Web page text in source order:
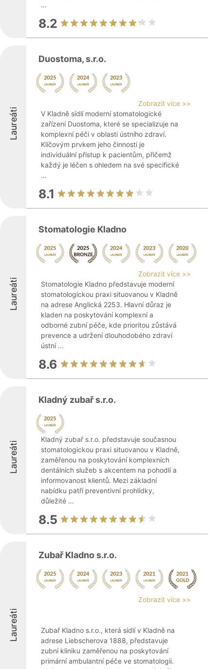
...
8.2
Laureáti
Duostoma, s.r.o.
Zobrazit více >>
V Kladně sídlí moderní stomatologické
zařízení Duostoma, které se specializuje na
komplexní péči v oblasti ústního zdraví.
Klíčovým prvkem jeho činnosti je
individuální přístup k pacientům, přičemž
každý je léčen s ohledem na své specifické
...
8.1
Laureáti
Stomatologie Kladno
Zobrazit více >>
Stomatologie Kladno představuje moderní
stomatologickou praxi situovanou v Kladně
na adrese Anglická 2253. Hlavní důraz je
kladen na poskytování komplexní a
odborné zubní péče, kde prioritou zůstává
prevence a udržení dlouhodobého zdraví
ústní ...
8.6
Laureáti
Kladný zubař s.r.o.
Kladný zubař s.r.o. představuje současnou
stomatologickou praxi situovanou v Kladně,
zaměřenou na poskytování komplexních
dentálních služeb s akcentem na pohodlí a
informovanost klientů. Mezi základní
nabídku patří preventivní prohlídky,
důležité ...
8.5
Laureáti
Zubař Kladno s.r.o.
Zobrazit více >>
Zubař Kladno s.r.o., která sídlí v Kladně na
adrese Liebscherova 1888, představuje
zubní kliniku zaměřenou na poskytování
primární ambulantní péče ve stomatologii.